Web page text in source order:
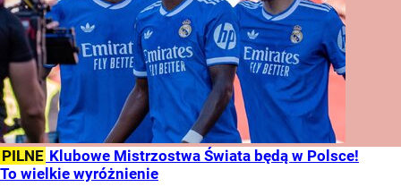
PILNE Klubowe Mistrzostwa Świata będą w Polsce!
To wielkie wyróżnienie